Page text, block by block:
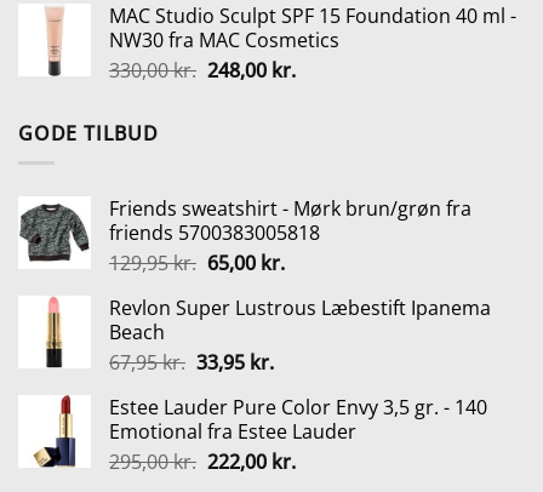
var:
199,95 kr..
er:
179,95 kr..
MAC Studio Sculpt SPF 15 Foundation 40 ml -
NW30 fra MAC Cosmetics
330,00kr. Den
248,00 kr.Den
GODE TILBUD
Friends sweatshirt - Mørk brun/grøn fra
friends 5700383005818
129,95kr. Den
pris
129,95 kr..
65,00 kr.Den
pris
Revlon Super Lustrous Læbestift Ipanema
Beach
67,95kr. Den
pris
var:
67,95 kr..
33,95 kr.Den
pris
er:
33,95 kr..
Estee Lauder Pure Color Envy 3,5 gr. - 140
Emotional fra Estee Lauder
295,00kr. Den
222,00 kr.Den